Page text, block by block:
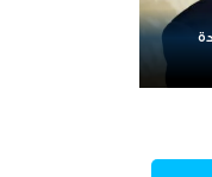
تشن ضربات على جنوب